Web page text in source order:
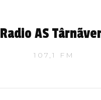
Radio AS
107,1 FM